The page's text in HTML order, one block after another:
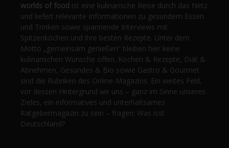
worlds of food ist eine kulinarische Reise durch das Netz
und liefert relevante Informationen zu gesundem Essen
und Trinken sowie spannende Interviews mit
Spitzenköchen und ihre besten Rezepte. Unter dem
Motto „gemeinsam genießen“ bleiben hier keine
kulinarischen Wünsche offen. Kochen & Rezepte, Diät &
Abnehmen, Gesundes & Bio sowie Gastro & Gourmet
sind die Rubriken des Online-Magazins. Ein weites Feld,
vor dessen Hintergrund wir uns – ganz im Sinne unseres
Zieles, ein informatives und unterhaltsames
Ratgebermagazin zu sein – fragen: Was isst
Deutschland?